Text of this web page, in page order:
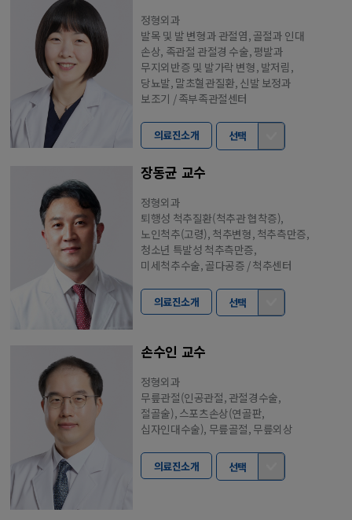
정형외과
발목 및 발 변형과 관절염, 골절과 인대
손상, 족관절 관절경 수술, 평발과
무지외반증 및 발가락 변형, 발저림,
당뇨발, 말초혈관질환, 신발 보정과
보조기 / 족부족관절센터
의료진소개 선택
장동균 교수
정형외과
퇴행성 척추질환(척추관 협착증),
노인척추(고령), 척추변형, 척추측만증,
청소년 특발성 척추측만증,
미세척추수술, 골다공증 / 척추센터
의료진소개 선택
손수인 교수
정형외과
무릎관절(인공관절, 관절경수술,
절골술), 스포츠손상(연골판,
십자인대수술), 무릎골절, 무릎외상
의료진소개 선택